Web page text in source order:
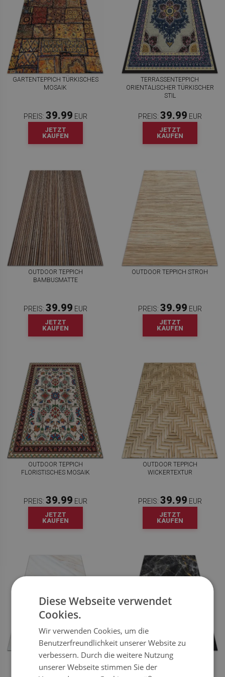
GARTENTEPPICH TÜRKISCHES
MOSAIK
PREIS: 39.99 EUR
JETZT
KAUFEN
TERRASSENTEPPICH
ORIENTALISCHER TÜRKISCHER
STIL
PREIS: 39.99 EUR
JETZT
KAUFEN
OUTDOOR TEPPICH
BAMBUSMATTE
PREIS: 39.99 EUR
JETZT
KAUFEN
OUTDOOR TEPPICH STROH
PREIS: 39.99 EUR
JETZT
KAUFEN
OUTDOOR TEPPICH
FLORISTISCHES MOSAIK
PREIS: 39.99 EUR
JETZT
KAUFEN
OUTDOOR TEPPICH
WICKERTEXTUR
PREIS: 39.99 EUR
JETZT
KAUFEN
OUTDOOR TEPPICH
MARMORWÜSTE
TEPPICH TERRASSE MARMOR
GOLDENE VENEN
Diese Webseite verwendet
Cookies.
Wir verwenden Cookies, um die
Benutzerfreundlichkeit unserer Website zu
verbessern. Durch die weitere Nutzung
unserer Webseite stimmen Sie der